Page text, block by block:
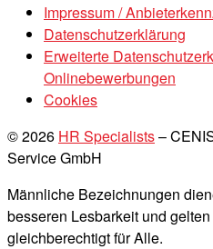
Impressum /
Datenschutzerklärung
Erweiterte
Onlinebewerbungen
Cookies
© 2026 HR Specialists–
Service GmbH
Männliche Bezeichnungen
besseren Lesbarkeit und
gleichberechtigt für Alle.